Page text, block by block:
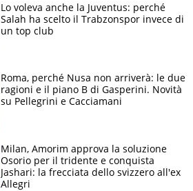
Lo voleva anche la Juventus: perché
Salah ha scelto il Trabzonspor invece di
un top club
Roma, perché Nusa non arriverà: le due
ragioni e il piano B di Gasperini. Novità
su Pellegrini e Cacciamani
Milan, Amorim approva la soluzione
Osorio per il tridente e conquista
Jashari: la frecciata dello svizzero all'ex
Allegri